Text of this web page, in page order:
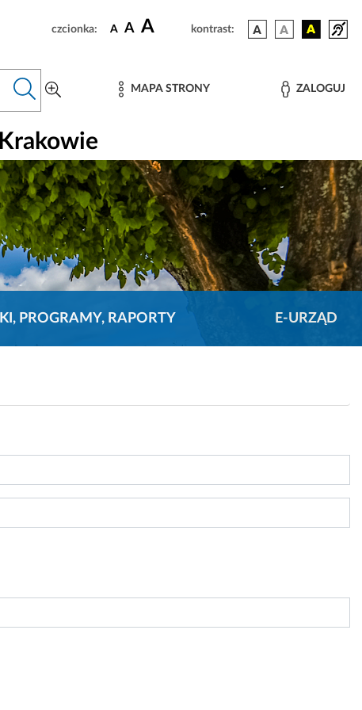
czcionka: A A A kontrast:
MAPA STRONY ZALOGUJ
PROGRAMY, RAPORTY E-URZĄD